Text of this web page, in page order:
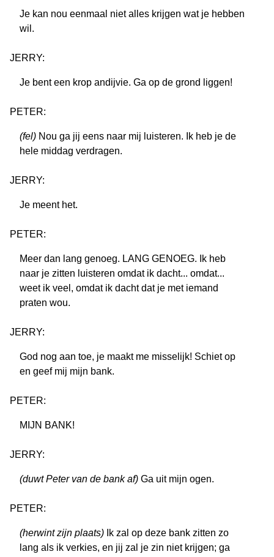
Je kan nou eenmaal niet alles krijgen wat je hebben
wil.
JERRY:
Je bent een krop andijvie. Ga op de grond liggen!
PETER:
(fel) Nou ga jij eens naar mij luisteren. Ik heb je de
hele middag verdragen.
JERRY:
Je meent het.
PETER:
Meer dan lang genoeg. LANG GENOEG. Ik heb
naar je zitten luisteren omdat ik dacht... omdat...
weet ik veel, omdat ik dacht dat je met iemand
praten wou.
JERRY:
God nog aan toe, je maakt me misselijk! Schiet op
en geef mij mijn bank.
PETER:
MIJN BANK!
JERRY:
(duwt Peter van de bank af) Ga uit mijn ogen.
PETER:
(herwint zijn plaats) Ik zal op deze bank zitten zo
lang als ik verkies, en jij zal je zin niet krijgen; ga